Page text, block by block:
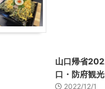
山口帰省
口・防府観光
2022/12/1